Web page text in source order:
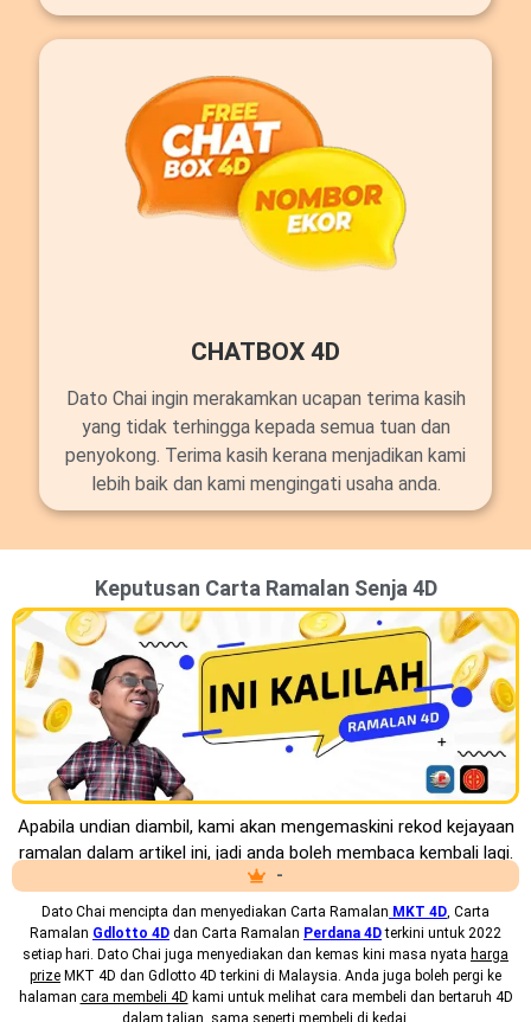
CHATBOX 4D
Dato Chai ingin merakamkan ucapan terima kasih
yang tidak terhingga kepada semua tuan dan
penyokong. Terima kasih kerana menjadikan kami
lebih baik dan kami mengingati usaha anda.
Keputusan Carta Ramalan Senja 4D
Apabila undian diambil, kami akan mengemaskini rekod kejayaan
ramalan dalam artikel ini, jadi anda boleh membaca kembali lagi.
-
Dato Chai mencipta dan menyediakan Carta Ramalan MKT 4D , Carta
Ramalan Gdlotto 4D dan Carta Ramalan Perdana 4Dterkini untuk 2022
setiap hari. Dato Chai juga menyediakan dan kemas kini masa nyata harga
prize MKT 4D dan Gdlotto 4D terkini di Malaysia. Anda juga boleh pergi ke
halaman cara membeli 4D kami untuk melihat cara membeli dan bertaruh 4D
dalam talian, sama seperti membeli di kedai.